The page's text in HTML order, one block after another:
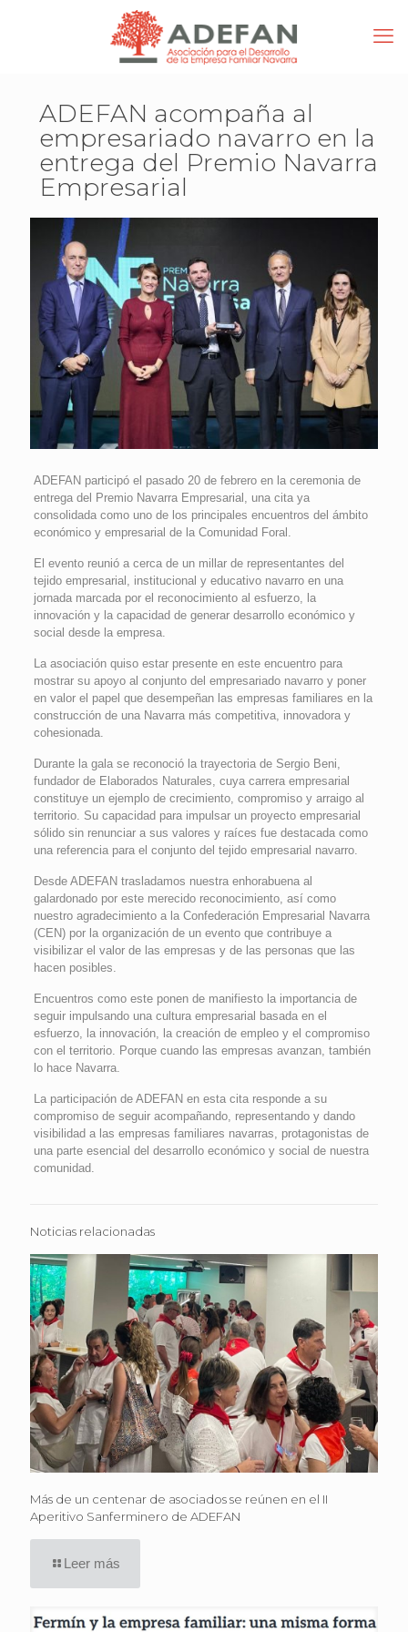
ADEFAN acompaña al
empresariado navarro en la
entrega del Premio Navarra
Empresarial
ADEFAN participó el pasado 20 de febrero en la ceremonia de
entrega del Premio Navarra Empresarial, una cita ya
consolidada como uno de los principales encuentros del ámbito
económico y empresarial de la Comunidad Foral.
El evento reunió a cerca de un millar de representantes del
tejido empresarial, institucional y educativo navarro en una
jornada marcada por el reconocimiento al esfuerzo, la
innovación y la capacidad de generar desarrollo económico y
social desde la empresa.
La asociación quiso estar presente en este encuentro para
mostrar su apoyo al conjunto del empresariado navarro y poner
en valor el papel que desempeñan las empresas familiares en la
construcción de una Navarra más competitiva, innovadora y
cohesionada.
Durante la gala se reconoció la trayectoria de Sergio Beni,
fundador de Elaborados Naturales, cuya carrera empresarial
constituye un ejemplo de crecimiento, compromiso y arraigo al
territorio. Su capacidad para impulsar un proyecto empresarial
sólido sin renunciar a sus valores y raíces fue destacada como
una referencia para el conjunto del tejido empresarial navarro.
Desde ADEFAN trasladamos nuestra enhorabuena al
galardonado por este merecido reconocimiento, así como
nuestro agradecimiento a la Confederación Empresarial Navarra
(CEN) por la organización de un evento que contribuye a
visibilizar el valor de las empresas y de las personas que las
hacen posibles.
Encuentros como este ponen de manifiesto la importancia de
seguir impulsando una cultura empresarial basada en el
esfuerzo, la innovación, la creación de empleo y el compromiso
con el territorio. Porque cuando las empresas avanzan, también
lo hace Navarra.
La participación de ADEFAN en esta cita responde a su
compromiso de seguir acompañando, representando y dando
visibilidad a las empresas familiares navarras, protagonistas de
una parte esencial del desarrollo económico y social de nuestra
comunidad.
Noticias relacionadas
Más de un centenar de asociados se reúnen en el II
Aperitivo Sanferminero de ADEFAN
Leer más